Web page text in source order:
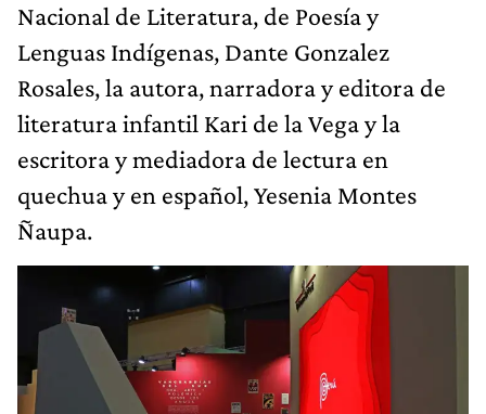
Nacional de Literatura, de Poesía y
Lenguas Indígenas, Dante Gonzalez
Rosales, la autora, narradora y editora de
literatura infantil Kari de la Vega y la
escritora y mediadora de lectura en
quechua y en español, Yesenia Montes
Ñaupa.